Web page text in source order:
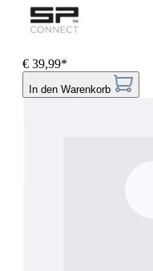
€ 39,99*
In den Warenkorb